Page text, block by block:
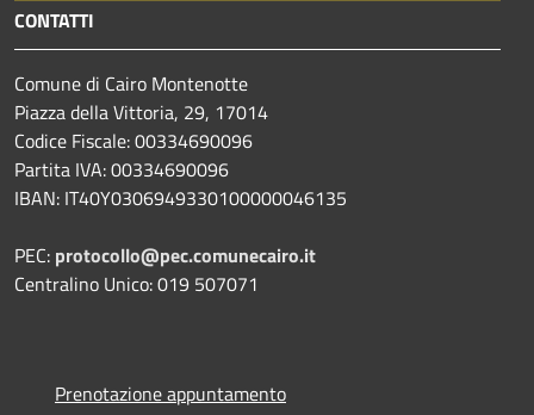
CONTATTI
Comune di Cairo Montenotte
Piazza della Vittoria, 29, 17014
Codice Fiscale: 00334690096
Partita IVA: 00334690096
IBAN: IT40Y0306949330100000046135
PEC: protocollo@pec.comunecairo.it
Centralino Unico: 019 507071
Prenotazione appuntamento